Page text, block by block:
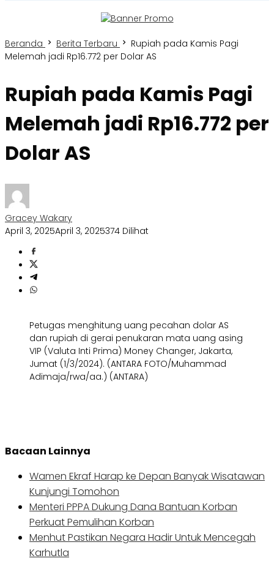
Beranda Berita Terbaru
Rupiah pada Kamis Pagi
Melemah jadi Rp16.772 per Dolar AS
Rupiah pada Kamis Pagi
Melemah jadi Rp16.772 per
Dolar AS
Gracey Wakary
April 3, 2025April 3, 2025374 Dilihat
Petugas menghitung uang pecahan dolar AS
dan rupiah di gerai penukaran mata uang asing
VIP (Valuta Inti Prima) Money Changer, Jakarta,
Jumat (1/3/2024). (ANTARA FOTO/Muhammad
Adimaja/rwa/aa.) (ANTARA)
Bacaan Lainnya
Wamen Ekraf Harap ke Depan Banyak Wisatawan
Kunjungi Tomohon
Menteri PPPA Dukung Dana Bantuan Korban
Perkuat Pemulihan Korban
Menhut Pastikan Negara Hadir Untuk Mencegah
Karhutla